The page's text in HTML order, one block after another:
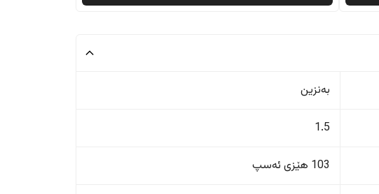
بەنزین
1.5
103 هێزی ئەسپ